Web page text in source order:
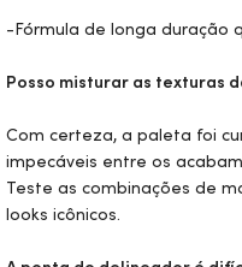
-Fórmula de longa duração
Posso misturar as texturas
Com certeza, a paleta foi
impecáveis entre os
Teste as combinações de
looks icônicos.